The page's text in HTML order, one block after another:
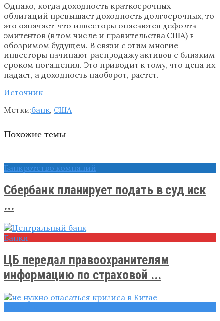
Однако, когда доходность краткосрочных
облигаций превышает доходность долгосрочных, то
это означает, что инвесторы опасаются дефолта
эмитентов (в том числе и правительства США) в
обозримом будущем. В связи с этим многие
инвесторы начинают распродажу активов с близким
сроком погашения. Это приводит к тому, что цена их
падает, а доходность наоборот, растет.
Источник
Метки:банк, США
Похожие темы
Банкротство компаний
Сбербанк планирует подать в суд иск
...
Банки
ЦБ передал правоохранителям
информацию по страховой ...